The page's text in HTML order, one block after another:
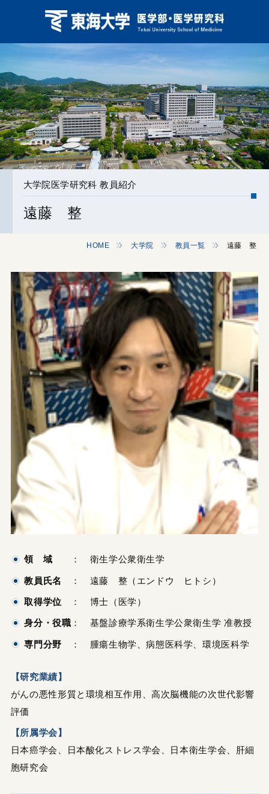
大学院医学研究科 教員紹介
遠藤 整
HOME 大学院 教員一覧 遠藤 整
領 域 ： 衛生学公衆衛生学
教員氏名 ： 遠藤 整（エンドウ ヒトシ）
取得学位 ： 博士（医学）
身分・役職 ： 基盤診療学系衛生学公衆衛生学 准教授
専門分野 ： 腫瘍生物学、病態医科学、環境医科学
【研究業績】
がんの悪性形質と環境相互作用、高次脳機能の次世代影響
評価
【所属学会】
日本癌学会、日本酸化ストレス学会、日本衛生学会、肝細
胞研究会